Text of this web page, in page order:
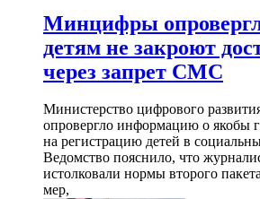
Минцифры
детям не закроют
через запрет СМС
Министерство цифрового
опровергло информацию о якобы
на регистрацию детей в
Ведомство пояснило, что
истолковали нормы второго
мер,